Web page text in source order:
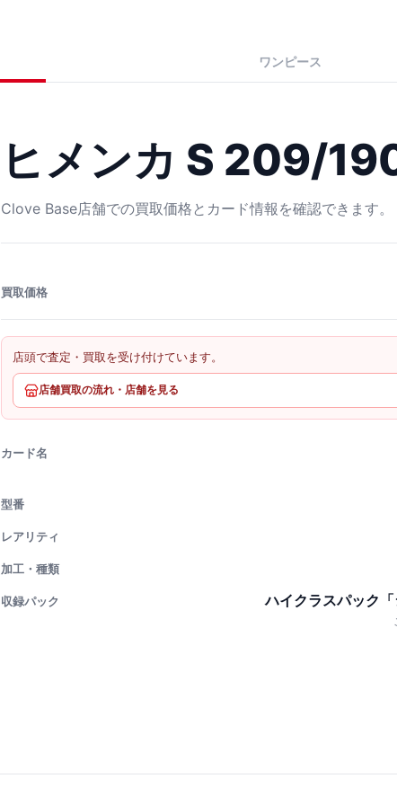
ワンピース
ヒメンカ S 209/
Clove Base店舗での買取価格とカード情報を確認できます。
買取価格
店頭で査定・買取を受け付けています。
店舗買取の流れ・店舗を見る
カード名
型番
レアリティ
加工・種類
収録パック ハイクラスパック